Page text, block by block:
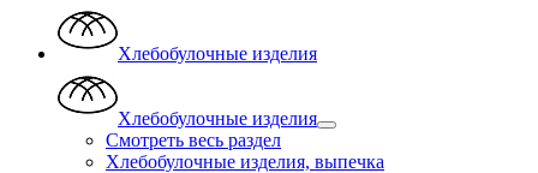
Хлебобулочные изделия
Хлебобулочные изделия
Смотреть весь раздел
Хлебобулочные изделия, выпечка